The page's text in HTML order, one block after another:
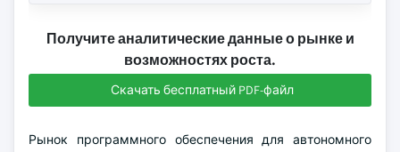
Получите аналитические данные о рынке и
возможностях роста.
Скачать бесплатный PDF-файл
Рынок программного обеспечения для автономного